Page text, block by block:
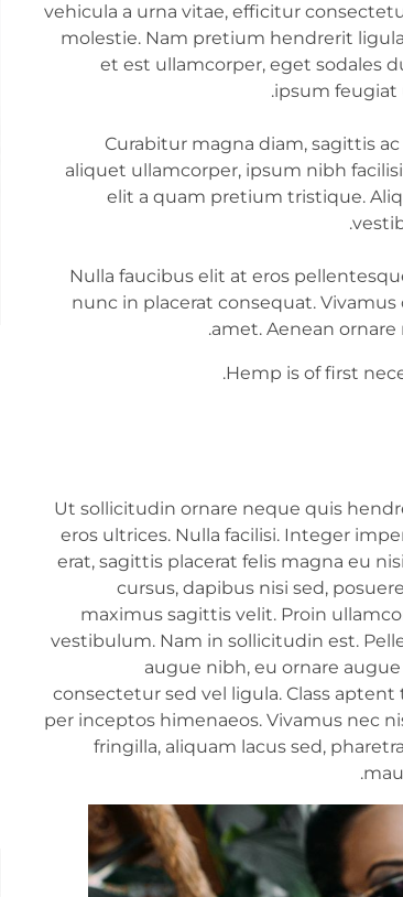
vehicula a urna vitae, efficitur
molestie. Nam pretium hendrerit
et est ullamcorper, eget sodales
ipsum feugiat
Curabitur magna diam, sagittis
aliquet ullamcorper, ipsum nibh
elit a quam pretium tristique.
Nulla faucibus elit at eros
nunc in placerat consequat.
amet. Aenean
Hemp is of first
Ut sollicitudin ornare neque quis
eros ultrices. Nulla facilisi. Integer
erat, sagittis placerat felis magna eu
cursus, dapibus nisi sed,
maximus sagittis velit. Proin
vestibulum. Nam in sollicitudin est.
augue nibh, eu ornare
consectetur sed vel ligula. Class
per inceptos himenaeos. Vivamus nec
fringilla, aliquam lacus sed,